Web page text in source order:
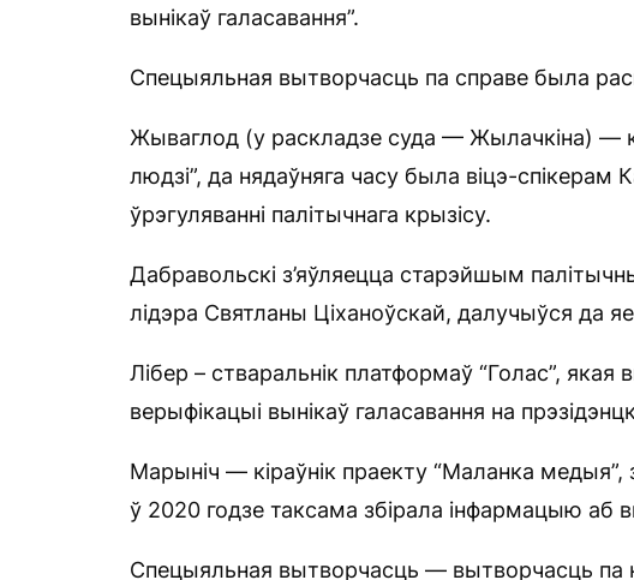
вынікаў галасавання”.
Спецыяльная вытворчасць па справе была
Жываглод (у раскладзе суда — Жылачкіна) —
людзі”, да нядаўняга часу была віцэ-
ўрэгуляванні палітычнага крызісу.
Дабравольскі з’яўляецца старэйшым
лідэра Святланы Ціханоўскай, далучыўся да
Лібер – стваральнік платформаў “Голас”,
верыфікацыі вынікаў галасавання на
Марыніч — кіраўнік праекту “Маланка
ў 2020 годзе таксама збірала інфармацыю аб
Спецыяльная вытворчасць — вытворчасць па